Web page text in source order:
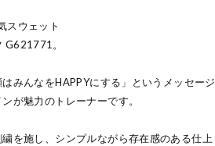
スウェット
G621771。
みんなをHAPPYにする」というメッセージ
が魅力のトレーナーです。
を施し、シンプルながら存在感のある仕上